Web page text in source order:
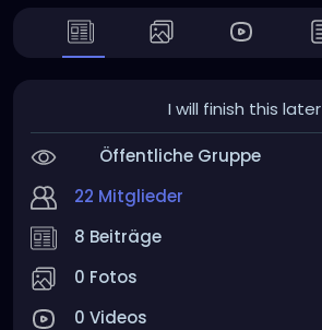
I will finish this later
Öffentliche Gruppe
22 Mitglieder
8 Beiträge
0 Fotos
0 Videos